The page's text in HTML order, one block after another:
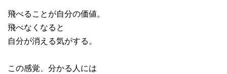
飛べることが自分の価値。
飛べなくなると
自分が消える気がする。
この感覚、分かる人には